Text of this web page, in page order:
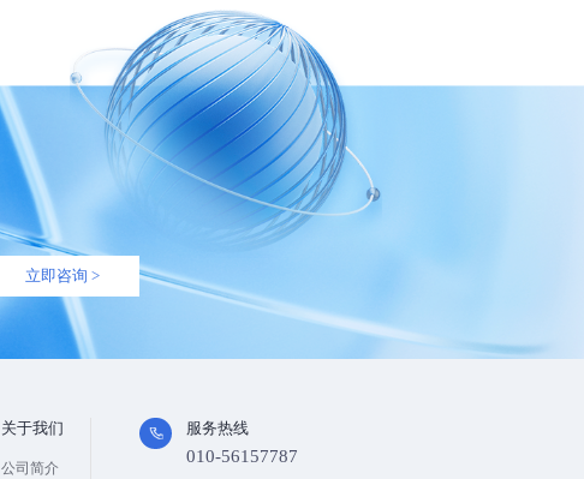
立即咨询 >
关于我们
公司简介
服务热线
010-56157787